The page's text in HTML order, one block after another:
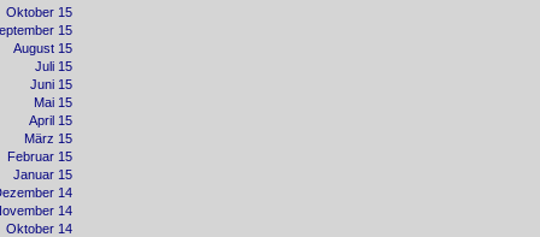
Oktober 15
15
August 15
Juli 15
Juni 15
Mai 15
April 15
März 15
Februar 15
Januar 15
14
14
Oktober 14